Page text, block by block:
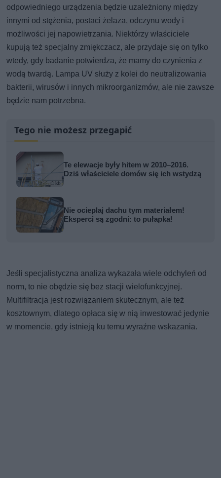
odpowiedniego urządzenia będzie uzależniony między
innymi od stężenia, postaci żelaza, odczynu wody i
możliwości jej napowietrzania. Niektórzy właściciele
kupują też specjalny zmiękczacz, ale przydaje się on tylko
wtedy, gdy badanie potwierdza, że mamy do czynienia z
wodą twardą. Lampa UV służy z kolei do neutralizowania
bakterii, wirusów i innych mikroorganizmów, ale nie zawsze
będzie nam potrzebna.
Tego nie możesz przegapić
Te elewacje były hitem w 2010–2016.
Dziś właściciele domów się ich wstydzą
Nie ocieplaj dachu tym materiałem!
Eksperci są zgodni: to pułapka!
Jeśli specjalistyczna analiza wykazała wiele odchyleń od
norm, to nie obędzie się bez stacji wielofunkcyjnej.
Multifiltracja jest rozwiązaniem skutecznym, ale też
kosztownym, dlatego opłaca się w nią inwestować jedynie
w momencie, gdy istnieją ku temu wyraźne wskazania.